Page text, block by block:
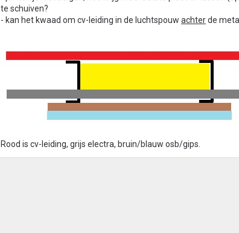
te schuiven?
- kan het kwaad om cv-leiding in de luchtspouw achterde
Rood is cv-leiding, grijs electra, bruin/blauw osb/gips.